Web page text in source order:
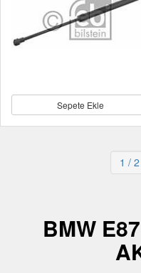
Sepete Ekle
1 / 2
BMW